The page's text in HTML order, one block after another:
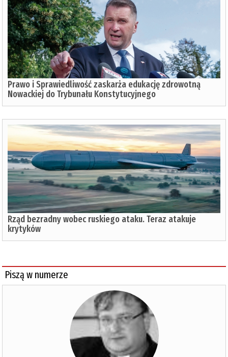
Prawo i Sprawiedliwość zaskarża edukację zdrowotną
Nowackiej do Trybunału Konstytucyjnego
Rząd bezradny wobec ruskiego ataku. Teraz atakuje
krytyków
Piszą w numerze